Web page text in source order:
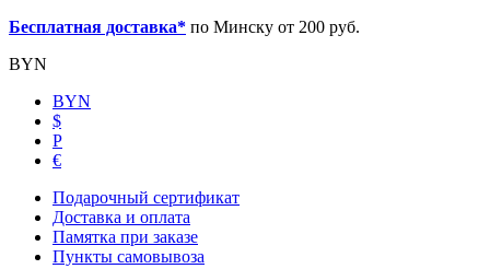
Бесплатная доставка* по Минску от 200 руб.
BYN
BYN
$
Р
€
Подарочный сертификат
Доставка и оплата
Памятка при заказе
Пункты самовывоза